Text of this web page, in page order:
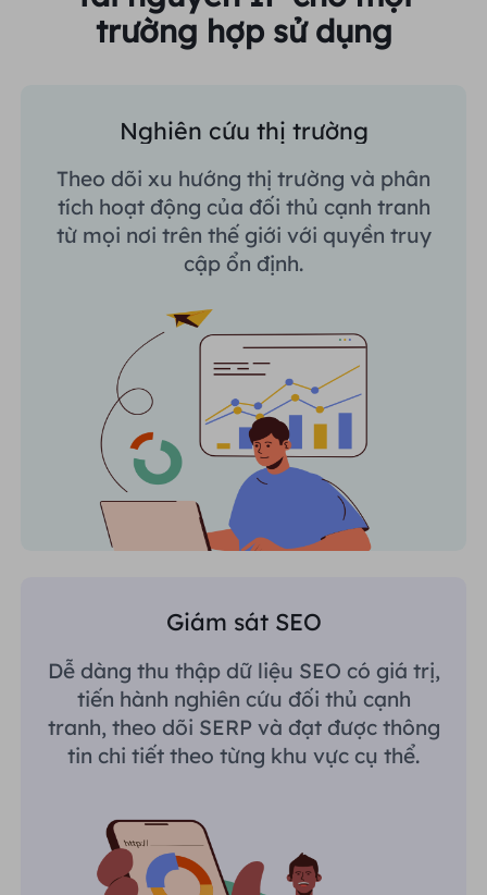
trường hợp sử dụng
Nghiên cứu thị trường
Theo dõi xu hướng thị trường và phân
tích hoạt động của đối thủ cạnh tranh
từ mọi nơi trên thế giới với quyền truy
cập ổn định.
Giám sát SEO
Dễ dàng thu thập dữ liệu SEO có giá trị,
tiến hành nghiên cứu đối thủ cạnh
tranh, theo dõi SERP và đạt được thông
tin chi tiết theo từng khu vực cụ thể.